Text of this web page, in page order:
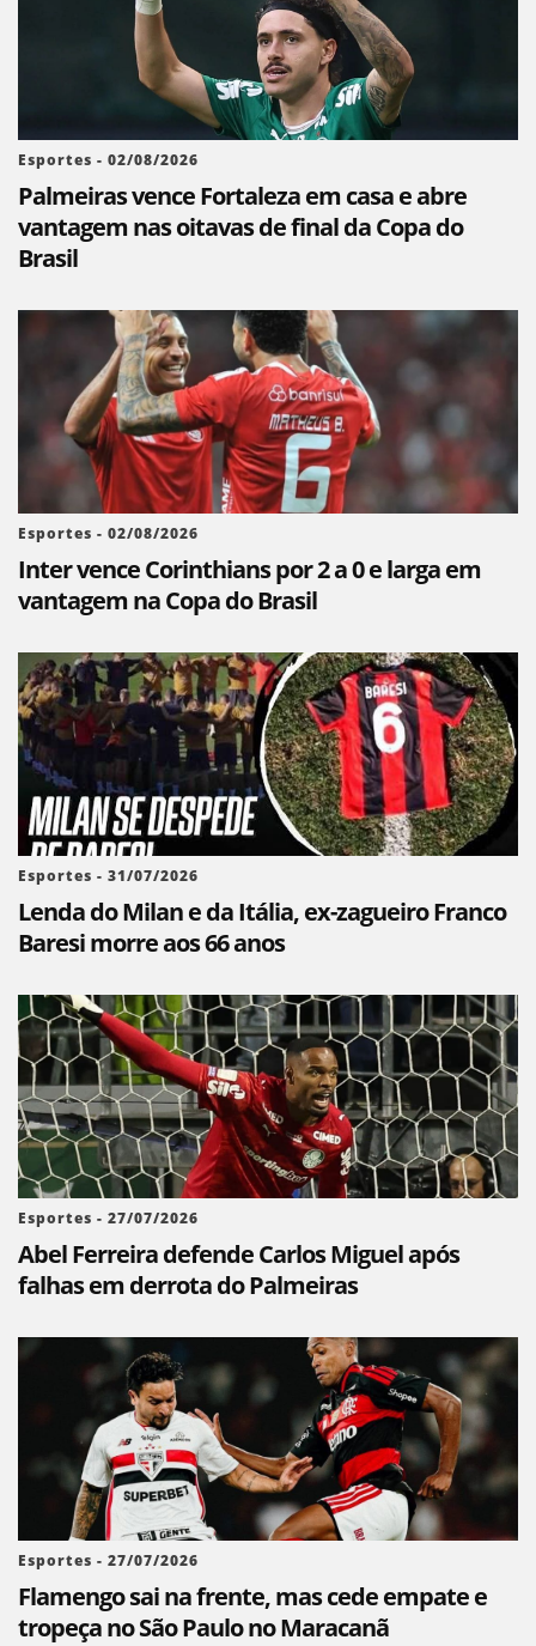
Esportes - 02/08/2026
Palmeiras vence Fortaleza em casa e abre
vantagem nas oitavas de final da Copa do
Brasil
Esportes - 02/08/2026
Inter vence Corinthians por 2 a 0 e larga em
vantagem na Copa do Brasil
Esportes - 31/07/2026
Lenda do Milan e da Itália, ex-zagueiro Franco
Baresi morre aos 66 anos
Esportes - 27/07/2026
Abel Ferreira defende Carlos Miguel após
falhas em derrota do Palmeiras
Esportes - 27/07/2026
Flamengo sai na frente, mas cede empate e
tropeça no São Paulo no Maracanã